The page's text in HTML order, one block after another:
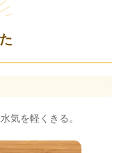
気を軽くきる。